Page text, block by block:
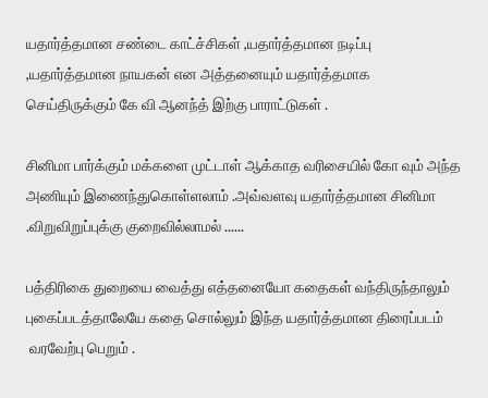
யதார்த்தமான சண்டை காட்ச்சிகள் ,யதார்த்தமான நடிப்பு
,யதார்த்தமான நாயகன் என அத்தனையும் யதார்த்தமாக
செய்திருக்கும் கே வி ஆனந்த் இற்கு பாராட்டுகள் .
சினிமா பார்க்கும் மக்களை முட்டாள் ஆக்காத வரிசையில் கோ வும் அந்த
அணியும் இணைந்துகொள்ளலாம் .அவ்வளவு யதார்த்தமான சினிமா
.விறுவிறுப்புக்கு குறைவில்லாமல் ......
பத்திரிகை துறையை வைத்து எத்தனையோ கதைகள் வந்திருந்தாலும்
புகைப்படத்தாலேயே கதை சொல்லும் இந்த யதார்த்தமான திரைப்படம்
வரவேற்பு பெறும் .